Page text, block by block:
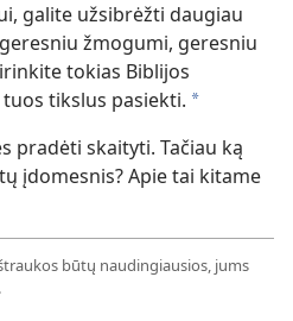
galite užsibrėžti daugiau
žmogumi, geresniu
tokias Biblijos
tikslus pasiekti. a
pradėti skaityti. Tačiau ką
įdomesnis? Apie tai kitame
būtų naudingiausios, jums